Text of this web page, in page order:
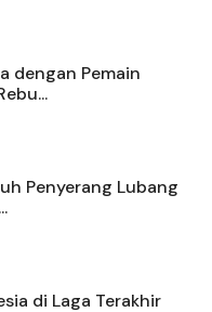
dengan Pemain
Penyerang Lubang
di Laga Terakhir